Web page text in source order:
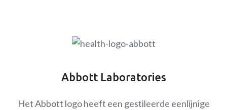
Abbott Laboratories
Het Abbott logo heeft een gestileerde eenlijnige